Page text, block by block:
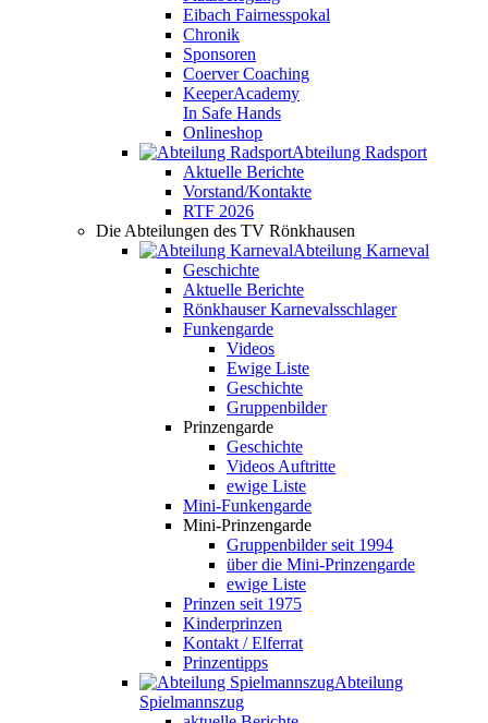
Eibach Fairnesspokal
Chronik
Sponsoren
Coerver Coaching
KeeperAcademy
In Safe Hands
Onlineshop
Abteilung Radsport
Aktuelle Berichte
Vorstand/Kontakte
RTF 2026
Die Abteilungen des TV Rönkhausen
Abteilung Karneval
Geschichte
Aktuelle Berichte
Rönkhauser Karnevalsschlager
Funkengarde
Videos
Ewige Liste
Geschichte
Gruppenbilder
Prinzengarde
Geschichte
Videos Auftritte
ewige Liste
Mini-Funkengarde
Mini-Prinzengarde
Gruppenbilder seit 1994
über die Mini-Prinzengarde
ewige Liste
Prinzen seit 1975
Kinderprinzen
Kontakt / Elferrat
Prinzentipps
Abteilung
Spielmannszug